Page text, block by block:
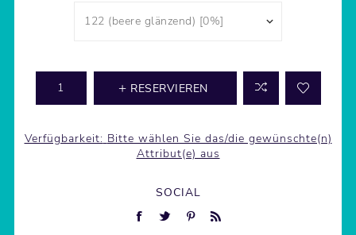
RESERVIEREN
Verfügbarkeit: Bitte wählen Sie das/die gewünschte(n)
Attribut(e) aus
SOCIAL